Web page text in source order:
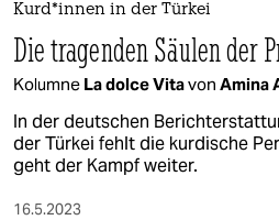
Kur­d*in­nen in der Türkei
Die tragenden Säulen der
Kolumne La dolce Vitavon Amina
In der deutschen
der Türkei fehlt die kurdische
geht der Kampf weiter.
16.5.2023